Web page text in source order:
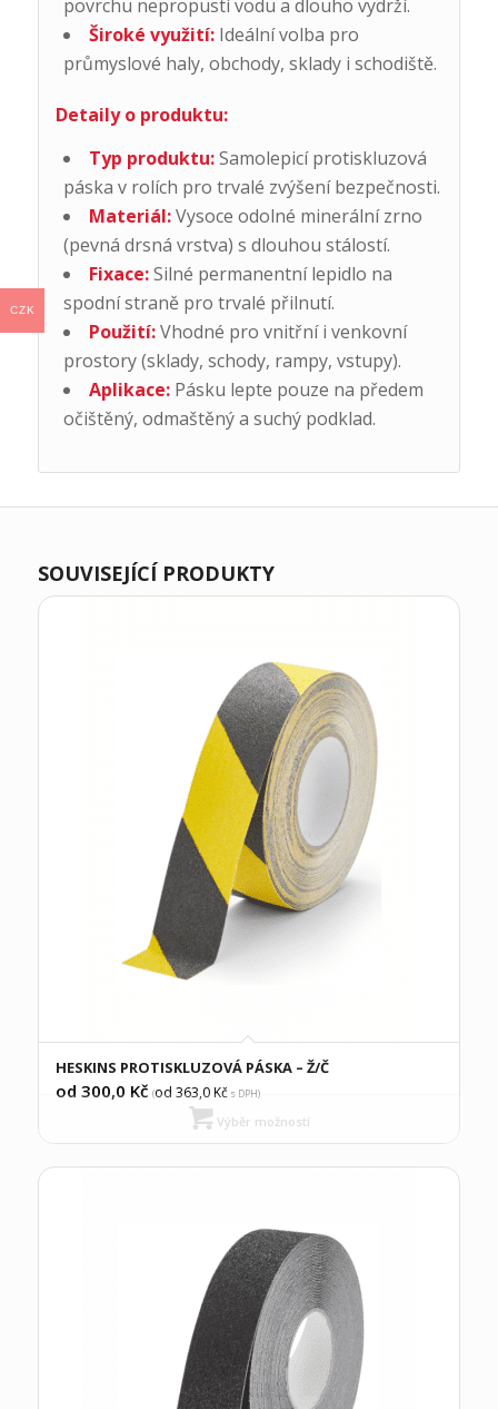
povrchu nepropustí vodu a dlouho vydrží.
Široké využití:Ideální volba pro
průmyslové haly, obchody, sklady i schodiště.
Detaily o produktu:
Typ produktu:Samolepicí protiskluzová
páska v rolích pro trvalé zvýšení bezpečnosti.
Materiál:Vysoce odolné minerální zrno
(pevná drsná vrstva) s dlouhou stálostí.
Fixace:Silné permanentní lepidlo na
spodní straně pro trvalé přilnutí.
Použití:Vhodné pro vnitřní i venkovní
prostory (sklady, schody, rampy, vstupy).
Aplikace:Pásku lepte pouze na předem
očištěný, odmaštěný a suchý podklad.
SOUVISEJÍCÍ PRODUKTY
HESKINS PROTISKLUZOVÁ PÁSKA – Ž/Č
od 300,0 Kč (od 363,0Kčs DPH)
Výběr možností
CZK